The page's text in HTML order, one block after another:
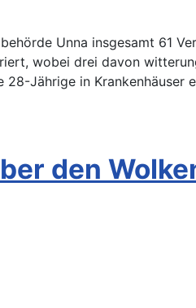
Unna insgesamt 61
wobei drei davon
Jährige in Krankenhäuser
den